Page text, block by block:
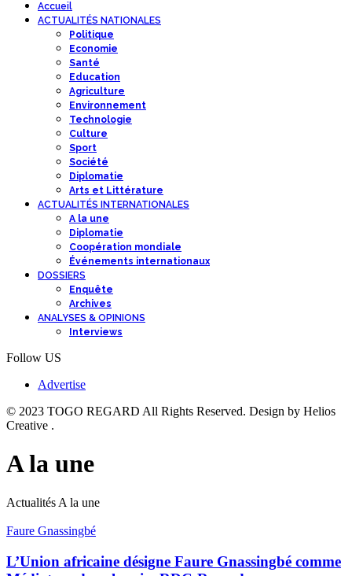
Accueil
ACTUALITÉS NATIONALES
Politique
Economie
Santé
Education
Agriculture
Environnement
Technologie
Culture
Sport
Société
Diplomatie
Arts et Littérature
ACTUALITÉS INTERNATIONALES
A la une
Diplomatie
Coopération mondiale
Événements internationaux
DOSSIERS
Enquête
Archives
ANALYSES & OPINIONS
Interviews
Follow US
Advertise
© 2023 TOGO REGARD All Rights Reserved. Design by Helios
Creative .
A la une
Actualités A la une
Faure Gnassingbé
L’Union africaine désigne Faure Gnassingbé comme